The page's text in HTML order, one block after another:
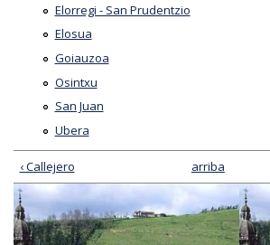
Elorregi - San Prudentzio
Elosua
Goiauzoa
Osintxu
San Juan
Ubera
‹ Callejero arriba